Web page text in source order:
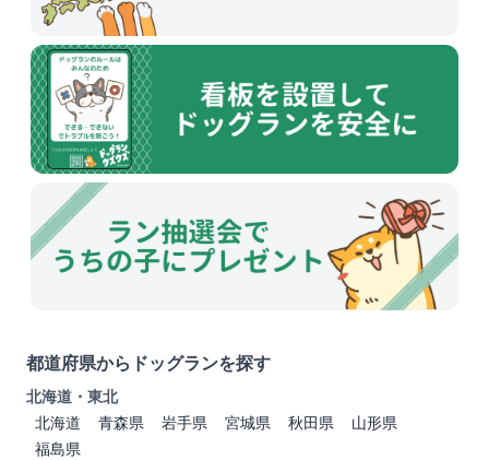
都道府県からドッグランを探す
北海道・東北
北海道
青森県 岩手県 宮城県 秋田県
山形県
福島県